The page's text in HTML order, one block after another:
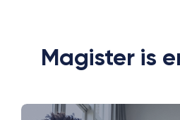
Magister is